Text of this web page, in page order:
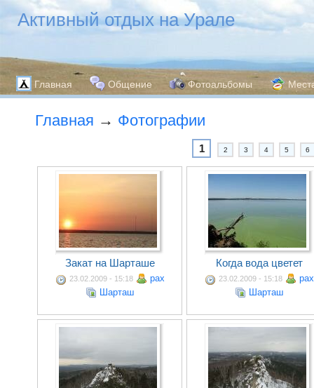
Активный отдых на Урале
Главная Общение Фотоальбомы
Главная → Фотографии
1 2 3 4 5 6
Закат на Шарташе
23.02.2009 - 15:18
pax
Шарташ
Когда вода цветет
23.02.2009 - 15:18
pax
Шарташ